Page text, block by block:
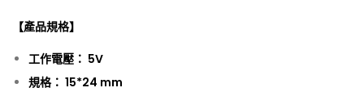
【產品規格】
工作電壓： 5V
規格： 15*24 mm